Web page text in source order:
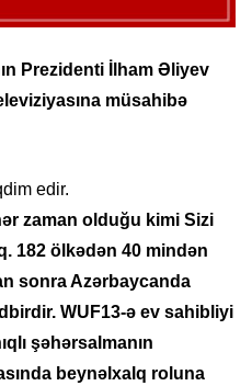
Prezidenti İlham Əliyev
müsahibə
edir.
zaman olduğu kimi Sizi
182 ölkədən 40 mindən
sonra Azərbaycanda
WUF13-ə ev sahibliyi
şəhərsalmanın
beynəlxalq roluna